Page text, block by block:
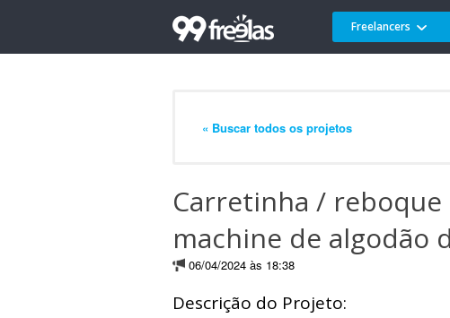
Freelancers
« Buscar todos os projetos
Carretinha /
machine de algodão
06/04/2024 às 18:38
Descrição do Projeto: